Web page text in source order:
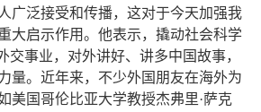
广泛接受和传播，这对于今天加强我
大启示作用。他表示，撬动社会科学
交事业，对外讲好、讲多中国故事，
量。近年来，不少外国朋友在海外为
美国哥伦比亚大学教授杰弗里·萨克